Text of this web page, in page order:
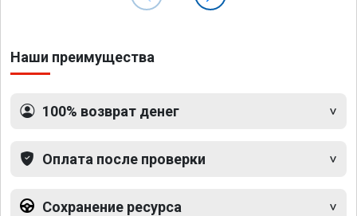
Наши преимущества
100% возврат денег
Оплата после проверки
Сохранение ресурса